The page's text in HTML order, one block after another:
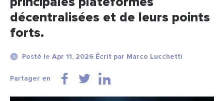
décentralisées et de leurs points
forts.
Posté le Apr 11, 2026 Écrit par Marco Lucchetti
Partager en